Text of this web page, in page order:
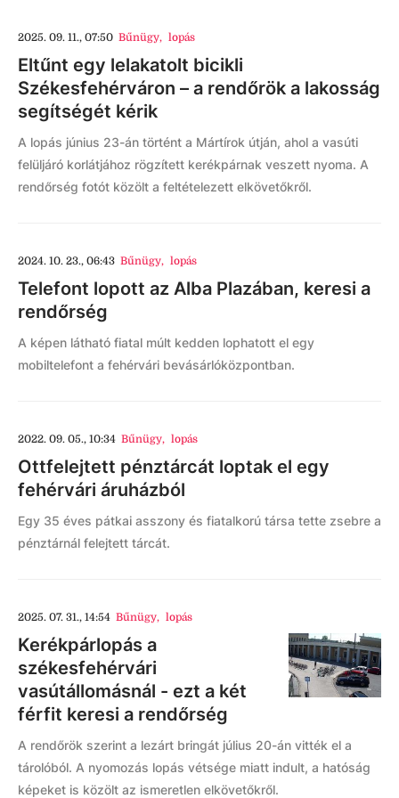
2025. 09. 11., 07:50 Bűnügy, lopás
Eltűnt egy lelakatolt bicikli
Székesfehérváron – a rendőrök a lakosság
segítségét kérik
A lopás június 23-án történt a Mártírok útján, ahol a vasúti
felüljáró korlátjához rögzített kerékpárnak veszett nyoma. A
rendőrség fotót közölt a feltételezett elkövetőkről.
2024. 10. 23., 06:43 Bűnügy, lopás
Telefont lopott az Alba Plazában, keresi a
rendőrség
A képen látható fiatal múlt kedden lophatott el egy
mobiltelefont a fehérvári bevásárlóközpontban.
2022. 09. 05., 10:34 Bűnügy, lopás
Ottfelejtett pénztárcát loptak el egy
fehérvári áruházból
Egy 35 éves pátkai asszony és fiatalkorú társa tette zsebre a
pénztárnál felejtett tárcát.
2025. 07. 31., 14:54 Bűnügy, lopás
Kerékpárlopás a
székesfehérvári
vasútállomásnál - ezt a két
férfit keresi a rendőrség
A rendőrök szerint a lezárt bringát július 20-án vitték el a
tárolóból. A nyomozás lopás vétsége miatt indult, a hatóság
képeket is közölt az ismeretlen elkövetőkről.